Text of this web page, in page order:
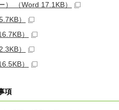
） （Word 17.1KB）
）
）
）
）
項